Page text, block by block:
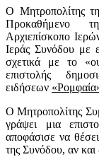
Ο Μητροπολίτης
Προκαθήμενο
Αρχιεπίσκοπο
Ιεράς Συνόδου με
σχετικά με το
επιστολής
ειδήσεων
Ο Μητροπολίτης
γράψει μια
αποφάσισε να
της Συνόδου, αν